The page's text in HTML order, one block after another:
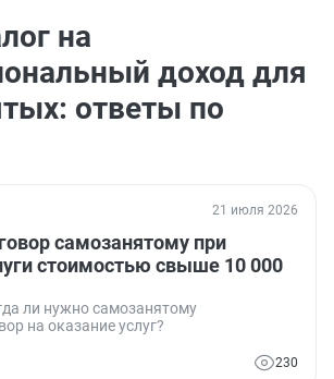
на
доход для
ответы по
21 июля 2026
самозанятому при
стоимостью свыше 10 000
ли нужно самозанятому
на оказание услуг?
230